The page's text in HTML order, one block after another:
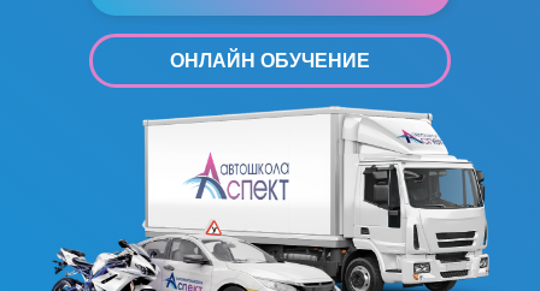
ОНЛАЙН ОБУЧЕНИЕ